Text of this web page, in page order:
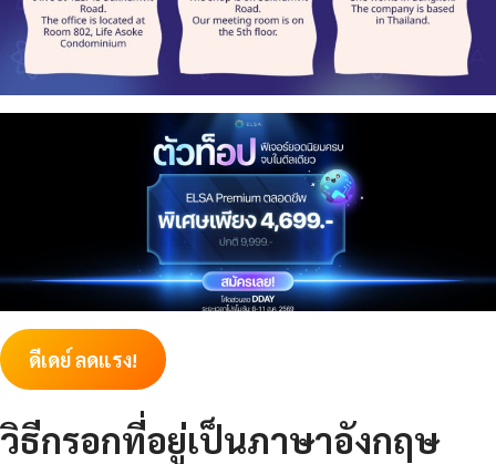
ดีเดย์ ลดแรง!
วิธีกรอกที่อยู่เป็นภาษาอังกฤษ